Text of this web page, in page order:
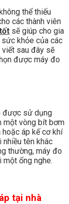
thể thiếu
các thành viên
sẽ giúp cho gia
khỏe của các
sau đây sẽ
được máy đo
được sử dụng
một vòng bít bơm
áp kế cơ khí
tên khác
thường, máy đo
ống nghe.
tại nhà